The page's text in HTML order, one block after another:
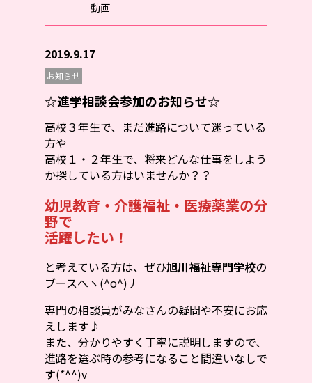
動画
2019.9.17
お知らせ
☆進学相談会参加のお知らせ☆
高校３年生で、まだ進路について迷っている
方や
高校１・２年生で、将来どんな仕事をしよう
か探している方はいませんか？？
幼児教育・介護福祉・医療薬業の分
野で
活躍したい！
と考えている方は、ぜひ旭川福祉専門学校の
ブースへヽ(^o^)丿
専門の相談員がみなさんの疑問や不安にお応
えします♪
また、分かりやすく丁寧に説明しますので、
進路を選ぶ時の参考になること間違いなしで
す(*^^)v